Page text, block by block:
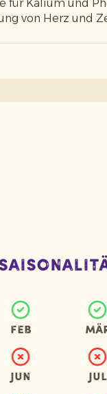
für Kalium und
von Herz und
Feb
Jun Jul